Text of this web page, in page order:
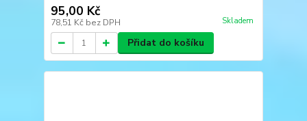
95,00 Kč
78,51 Kč bez DPH Skladem
Přidat do košíku